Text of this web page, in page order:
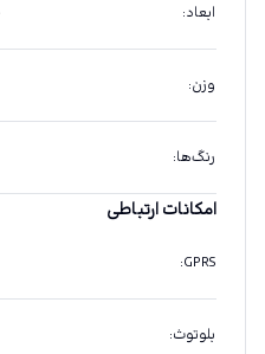
ابعاد:
وزن:
رنگ‌ها:
امکانات ارتباطی
GPRS
:
بلوتوث: